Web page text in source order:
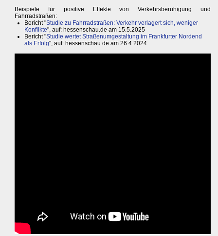
Beispiele für positive Effekte von Verkehrsberuhigung und
Fahrradstraßen:
Bericht "Studie zu Fahrradstraßen: Verkehr verlagert sich, weniger
Konflikte", auf: hessenschau.de am 15.5.2025
Bericht "Studie wertet Straßenumgestaltung im Frankfurter Nordend
als Erfolg", auf: hessenschau.de am 26.4.2024